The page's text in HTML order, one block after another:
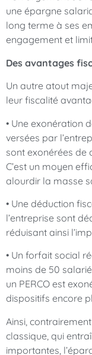
une épargne
long terme à ses
engagement et
Des avantages
Un autre atout
leur fiscalité
• Une exonération
versées par
sont exonérées de
C’est un moyen
alourdir la masse
• Une déduction
l’entreprise sont
réduisant ainsi
• Un forfait social
moins de 50
un PERCO est
dispositifs encore
Ainsi,
classique, qui
importantes,